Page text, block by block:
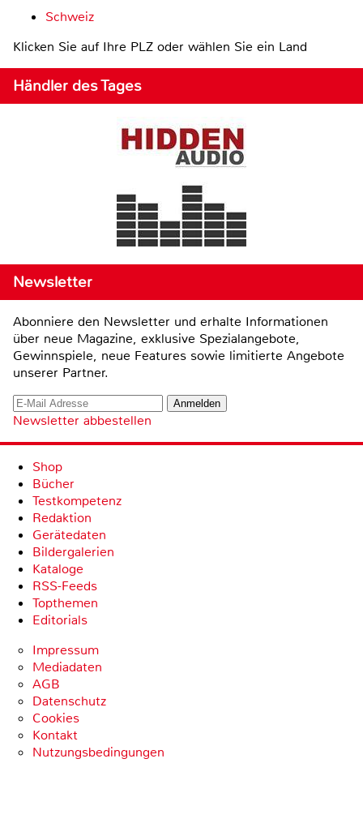
Schweiz
Klicken Sie auf Ihre PLZ oder wählen Sie ein Land
Händler des Tages
Newsletter
Abonniere den Newsletter und erhalte Informationen
über neue Magazine, exklusive Spezialangebote,
Gewinnspiele, neue Features sowie limitierte Angebote
unserer Partner.
Newsletter abbestellen
Shop
Bücher
Testkompetenz
Redaktion
Gerätedaten
Bildergalerien
Kataloge
RSS-Feeds
Topthemen
Editorials
Impressum
Mediadaten
AGB
Datenschutz
Cookies
Kontakt
Nutzungsbedingungen